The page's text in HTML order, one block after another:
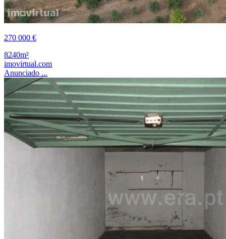
270 000 €
8240m²
imovirtual.com
Anunciado ...